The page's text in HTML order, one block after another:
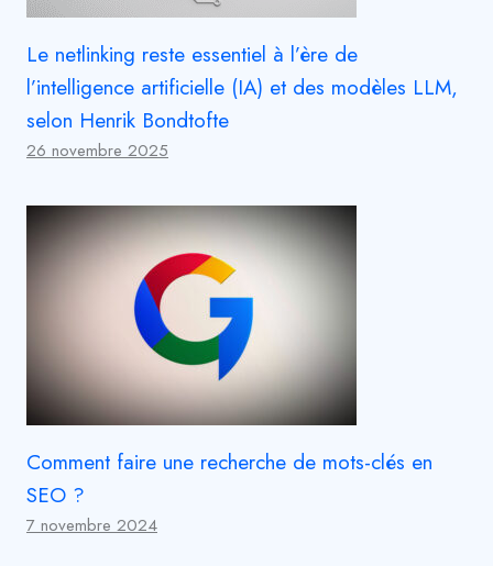
Le netlinking reste essentiel à l’ère de
l’intelligence artificielle (IA) et des modèles LLM,
selon Henrik Bondtofte
26 novembre 2025
Comment faire une recherche de mots-clés en
SEO ?
7 novembre 2024